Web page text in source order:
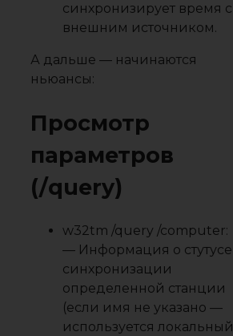
синхронизирует время с
внешним источником.
А дальше — начинаются
ньюансы:
Просмотр
параметров
(/query)
w32tm /query /computer:
— Информация о стутусе
синхронизации
определенной станции
(если имя не указано —
используется локальный